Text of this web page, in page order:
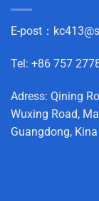
E-post：
Tel: +86 757
Adress: Qining
Wuxing Road,
Guangdong, Kina